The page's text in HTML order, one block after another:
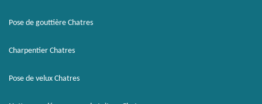
Pose de gouttière Chatres
Charpentier Chatres
Pose de velux Chatres